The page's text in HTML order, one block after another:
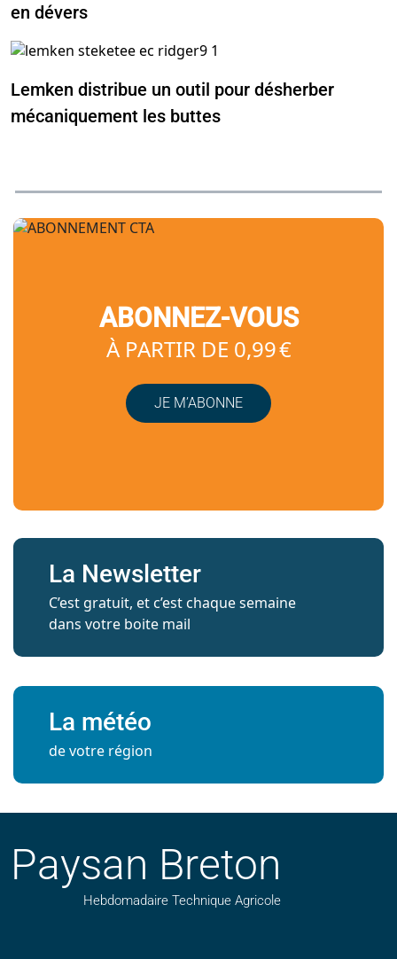
en dévers
Lemken distribue un outil pour désherber
mécaniquement les buttes
ABONNEZ-VOUS
À PARTIR DE 0,99 €
JE M’ABONNE
La Newsletter
C’est gratuit, et c’est chaque semaine
dans votre boite mail
La météo
de votre région
Paysan Breton
Hebdomadaire Technique Agricole